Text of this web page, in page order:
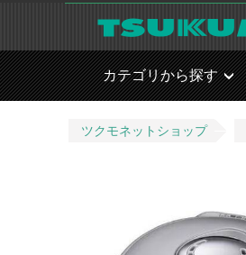
カテゴリから探す
ツクモネットショップ